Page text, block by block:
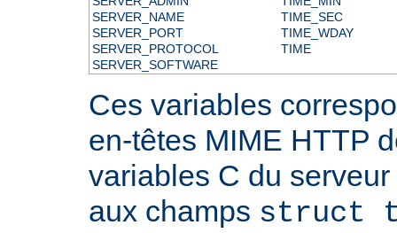
SERVER_NAME
SERVER_PORT
SERVER_PROTOCOL
SERVER_SOFTWARE
TIME_SEC
TIME_WDAY
TIME
Ces variables
en-têtes MIME HTTP
variables C du
aux champs struct